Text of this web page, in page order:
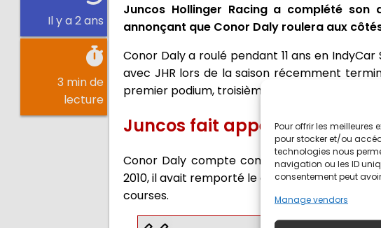
Pour offrir les meilleures
pour stocker et/ou
technologies nous
navigation ou les ID
consentement peut
Manage vendors
Il y a 2 ans
3 min de
lecture
Juncos Hollinger Racing a complété
annonçant que Conor Daly roulera aux
Conor Daly a roulé pendant 11 ans en
avec JHR lors de la saison récemment
premier podium, troisième sur l'ovale de
Juncos fait appel à Daly pour
Conor Daly compte comme meilleur
2010, il avait remporté le championnat Star
courses.